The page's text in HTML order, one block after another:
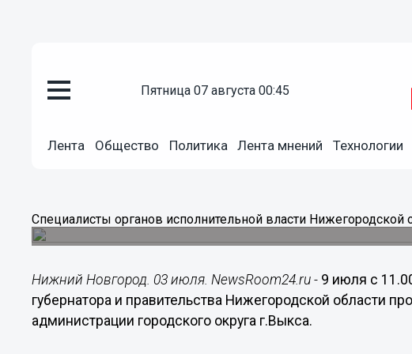
пятница 07 августа 00:45
Лента Общество Политика Лента мнений Технологии
Специалисты органов исполнительной власти Нижегородской
Выездной прием граждан пройдет в
граждан.
Нижний Новгород. 03 июля. NewsRoom24.ru - 9 июля с
губернатора и правительства Нижегородской области
администрации городского округа г.Выкса.